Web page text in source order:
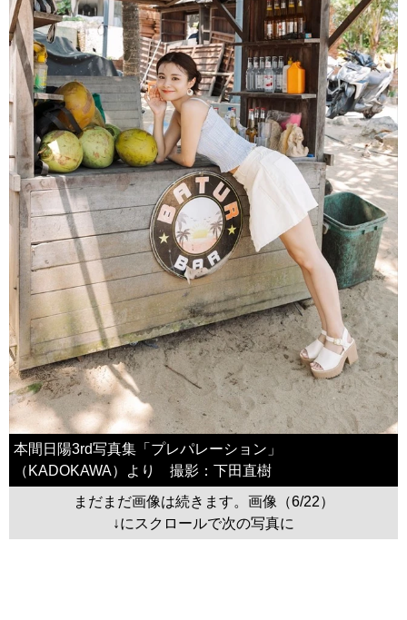
本間日陽3rd写真集「プレパレーション」
（KADOKAWA）より 撮影：下田直樹
まだまだ画像は続きます。画像（6/22）
↓にスクロールで次の写真に